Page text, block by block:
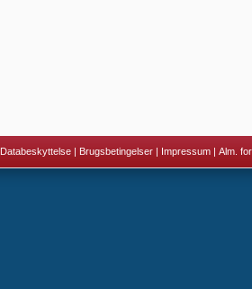
Databeskyttelse | Brugsbetingelser | Impressum | Alm.